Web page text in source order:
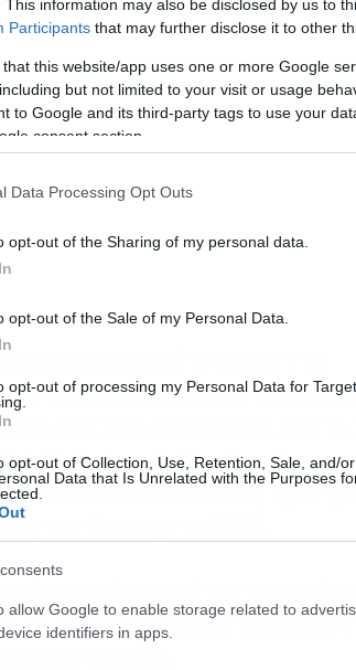
This information may also be disclosed by us to
Participants that may further disclose it to other
that this website/app uses one or more Google
but not limited to your visit or usage
to Google and its third-party tags to use your
consent section.
Data Processing Opt Outs
opt-out of the Sharing of my personal data.
opt-out of the Sale of my Personal Data.
opt-out of processing my Personal Data for
opt-out of Collection, Use, Retention, Sale, and/
Data that Is Unrelated with the Purposes
allow Google to enable storage related to
identifiers in apps.
Savatage από το Hall of The
μέρει υπεύθυνος για τον
σιγά. Στη συνέχεια και από το
Bob Kinkel και Al Pitrelli από τους
Orchestra και αυτή έγινε η
των Savatage το 2001.
επιτυχία ειδικά την
τα συγκροτήματα με τις
στην Αμερική.